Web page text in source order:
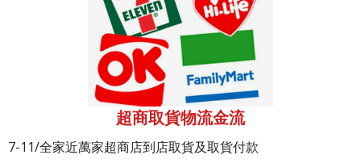
超商取貨物流金流
7-11/全家近萬家超商店到店取貨及取貨付款